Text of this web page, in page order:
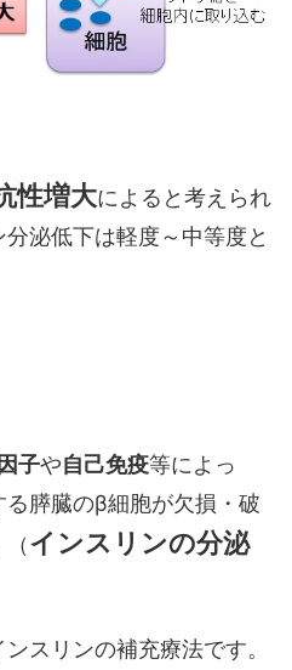
性増大によると考えられ
泌低下は軽度～中等度と
子や自己免疫等によっ
膵臓のβ細胞が欠損・破
インスリンの分泌
スリンの補充療法です。